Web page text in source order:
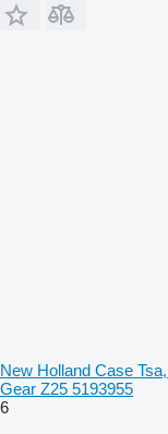
New Holland Case
Gear Z25 5193955
6